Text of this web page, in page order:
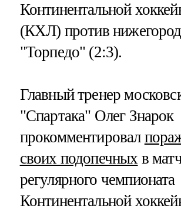
Континентальной
(КХЛ) против
"Торпедо" (2:3).
Главный тренер
"Спартака" Олег Знарок
прокомментировал
своих подопечных в
регулярного чемпионата
Континентальной